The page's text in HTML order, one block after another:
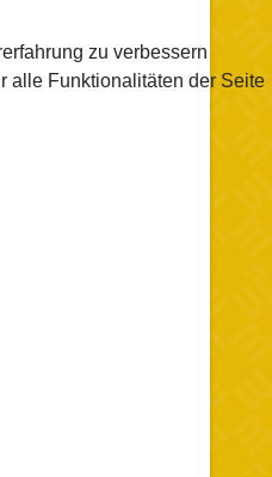
zu verbessern
alle Funktionalitäten der Seite